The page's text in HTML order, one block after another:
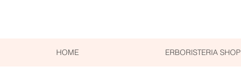
HOME ERBORISTERIA SHOP